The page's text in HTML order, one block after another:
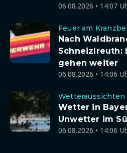
06.08.2026 • 14:07
Feuer am
Nach
Schneizlreuth:
gehen weiter
06.08.2026 • 14:06
Wetteraussichten
Wetter in
Unwetter im
06.08.2026 • 14:06